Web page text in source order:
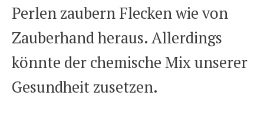
Perlen zaubern Flecken wie von
Zauberhand heraus. Allerdings
könnte der chemische Mix unserer
Gesundheit zusetzen.